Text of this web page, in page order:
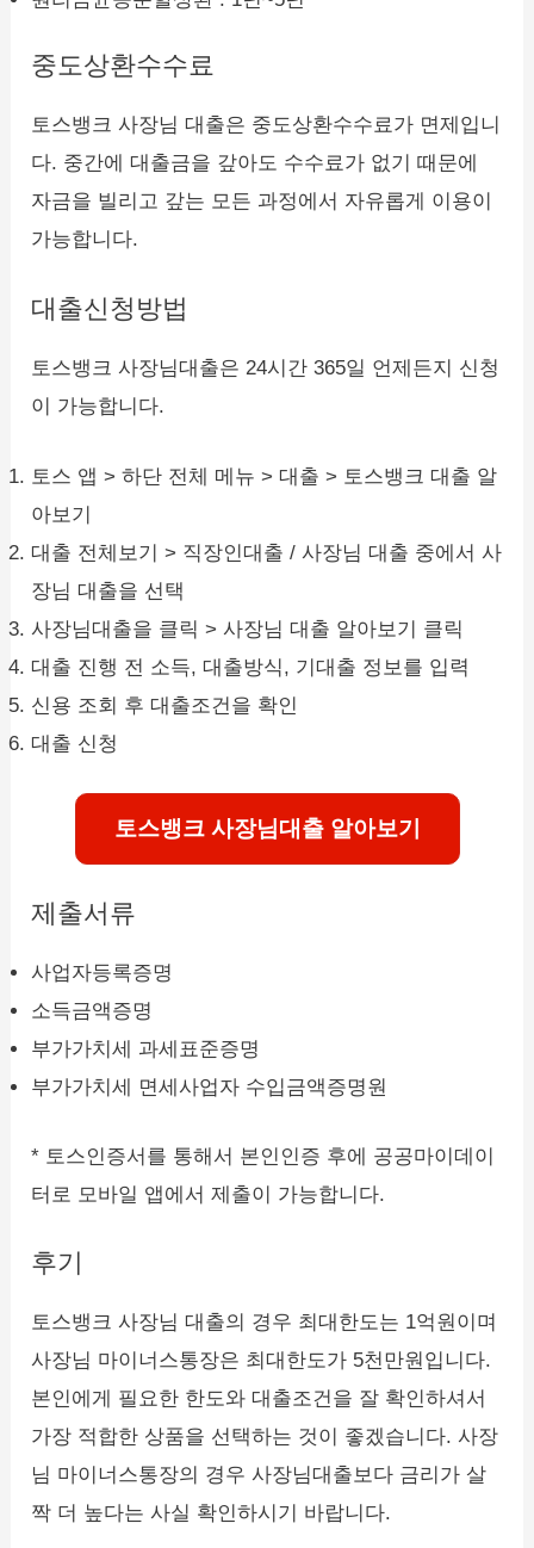
중도상환수수료
토스뱅크 사장님 대출은 중도상환수수료가 면제입니
다. 중간에 대출금을 갚아도 수수료가 없기 때문에
자금을 빌리고 갚는 모든 과정에서 자유롭게 이용이
가능합니다.
대출신청방법
토스뱅크 사장님대출은 24시간 365일 언제든지 신청
이 가능합니다.
토스 앱 > 하단 전체 메뉴 > 대출 > 토스뱅크 대출 알
아보기
대출 전체보기 > 직장인대출 / 사장님 대출 중에서 사
장님 대출을 선택
사장님대출을 클릭 > 사장님 대출 알아보기 클릭
대출 진행 전 소득, 대출방식, 기대출 정보를 입력
신용 조회 후 대출조건을 확인
대출 신청
토스뱅크 사장님대출 알아보기
제출서류
사업자등록증명
소득금액증명
부가가치세 과세표준증명
부가가치세 면세사업자 수입금액증명원
* 토스인증서를 통해서 본인인증 후에 공공마이데이
터로 모바일 앱에서 제출이 가능합니다.
후기
토스뱅크 사장님 대출의 경우 최대한도는 1억원이며
사장님 마이너스통장은 최대한도가 5천만원입니다.
본인에게 필요한 한도와 대출조건을 잘 확인하셔서
가장 적합한 상품을 선택하는 것이 좋겠습니다. 사장
님 마이너스통장의 경우 사장님대출보다 금리가 살
짝 더 높다는 사실 확인하시기 바랍니다.